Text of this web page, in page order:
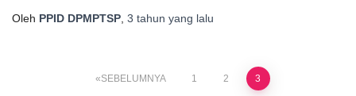
Oleh PPID DPMPTSP 3 tahun yang lalu
SEBELUMNYA 1 2 3